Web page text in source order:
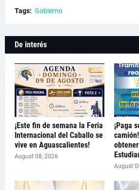
Tags: Gobierno
De interés
¡Este fin de semana la Feria
Internacional del Caballo se
vive en Aguascalientes!
August 08, 2026
¡Paga
August